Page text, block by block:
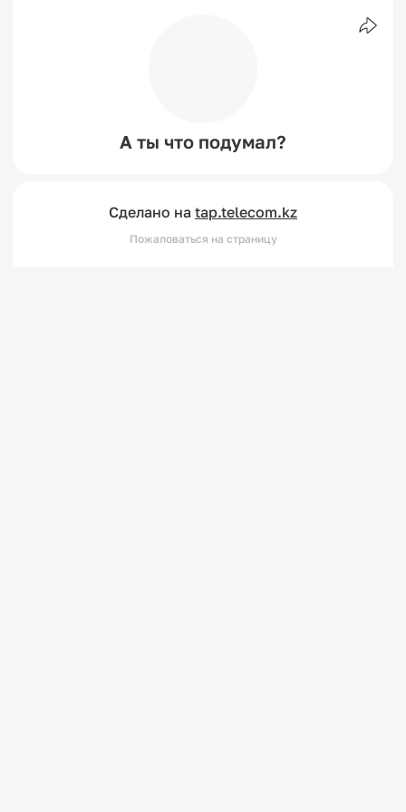
А ты что подумал?
Сделано на tap.telecom.kz
Пожаловаться на страницу